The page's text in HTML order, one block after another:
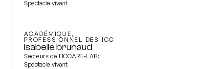
Spectacle vivant
ACADÉMIQUE,
PROFESSIONNEL DES ICC
isabelle brunaud
Secteurs de l'ICCARE-LAB:
Spectacle vivant